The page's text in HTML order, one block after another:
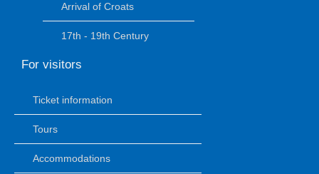
Arrival of Croats
17th - 19th Century
For visitors
Ticket information
Tours
Accommodations